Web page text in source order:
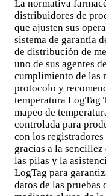
La normativa
distribuidores de
que ajusten sus
sistema de garantía
de distribución de
uno de sus agentes
cumplimiento de las
protocolo y
temperatura LogTag
mapeo de
controlada para
con los
gracias a la
las pilas y la
LogTag para
datos de las